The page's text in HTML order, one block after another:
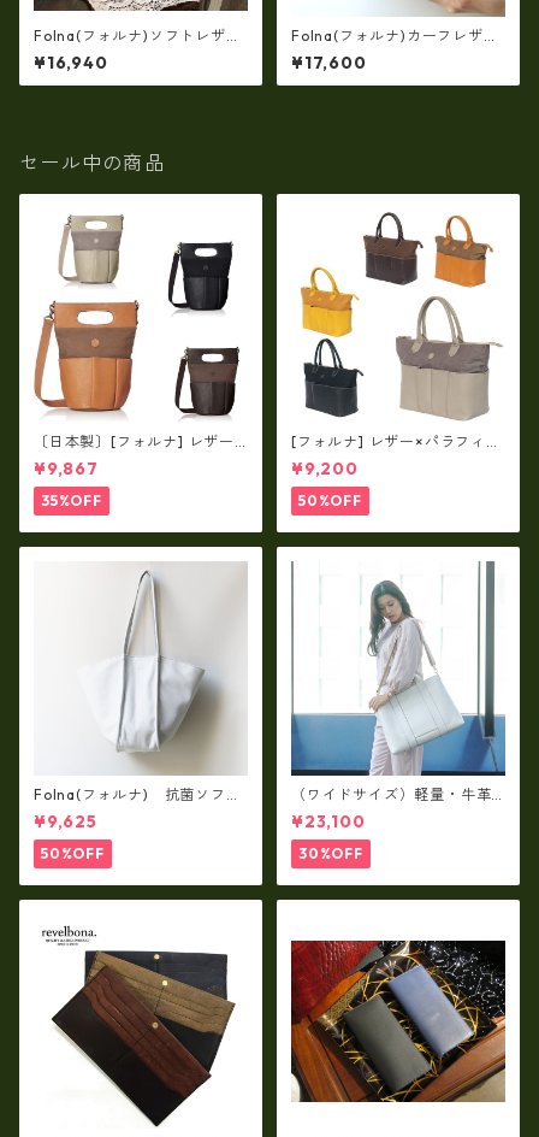
Folna(フォルナ)ソフトレザ
ー・OLIVE NUME・二つ折り
がま口財布 (日本製）fo-299
3869
¥16,940
Folna(フォルナ)カーフレザー
ラウンドファスナー長財布 f
o-2993832
¥17,600
セール中の商品
〔日本製〕[フォルナ] レザー×
パラフィン筒型2way シュリン
クレザー×79Aパラフィン fo
-259630
¥9,867
35%OFF
[フォルナ] レザー×パラフィン
筒型2way シュリンクレザー×
79Aパラフィン トートL fo-2
59632
¥9,200
50%OFF
Folna(フォルナ) 抗菌ソフト
スムースレザー トートバッグ
¥9,625
50%OFF
（ワイドサイズ）軽量・牛革
製品・2WAYヌメ革トートバッ
グ（A3サイズ/日本製）(高収
納）ir-02G
¥23,100
30%OFF